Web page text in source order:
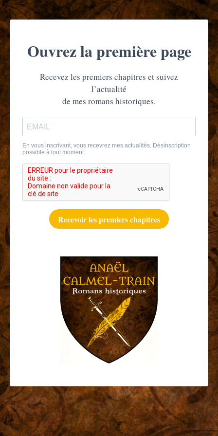
Ouvrez la première page
Recevez les premiers chapitres et suivez
l’actualité
de mes romans historiques.
En vous inscrivant, vous recevrez mes actualités. Désinscription
possible à tout moment.
Recevoir les premiers chapitres